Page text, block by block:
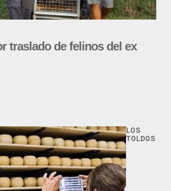
traslado de felinos del ex
LOS
TOLDOS